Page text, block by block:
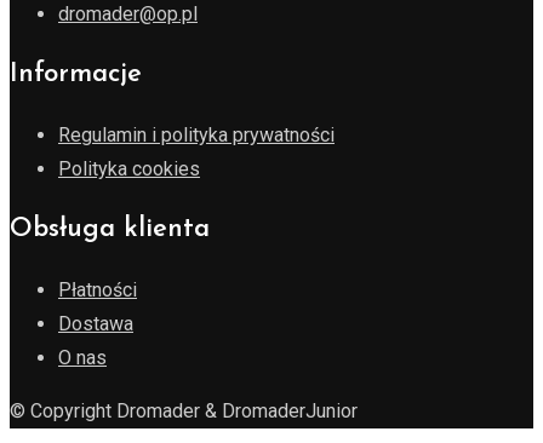
dromader@op.pl
Informacje
Regulamin i polityka prywatności
Polityka cookies
Obsługa klienta
Płatności
Dostawa
O nas
© Copyright Dromader & DromaderJunior